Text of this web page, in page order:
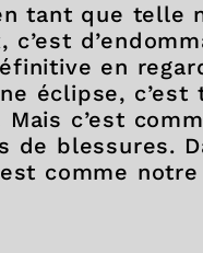
tant que telle
c’est
en
éclipse,
Mais c’est
de blessures.
comme notre